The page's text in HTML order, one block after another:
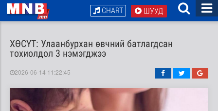
ШУУД
CHART
ХӨСҮТ: Улаанбурхан өвчний батлагдсан
тохиолдол 3 нэмэгджээ
2026-06-14 11:22:45